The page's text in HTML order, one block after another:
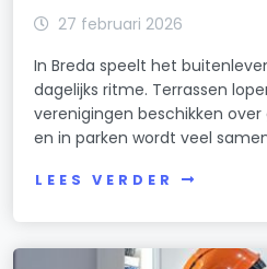
27 februari 2026
In Breda speelt het
dagelijks ritme. Terrassen
verenigingen beschikken
en in parken wordt veel
LEES VERDER